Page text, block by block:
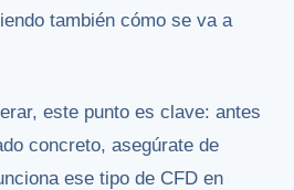
también cómo se va a
este punto es clave: antes
concreto, asegúrate de
ese tipo de CFD en